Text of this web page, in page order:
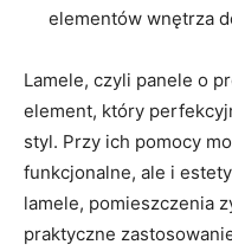
elementów wnętrza
Lamele, czyli panele o
element, który
styl. Przy ich pomocy
funkcjonalne, ale i
lamele, pomieszczenia
praktyczne